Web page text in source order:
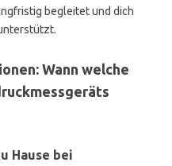
begleitet und dich
Wann welche
Hause bei